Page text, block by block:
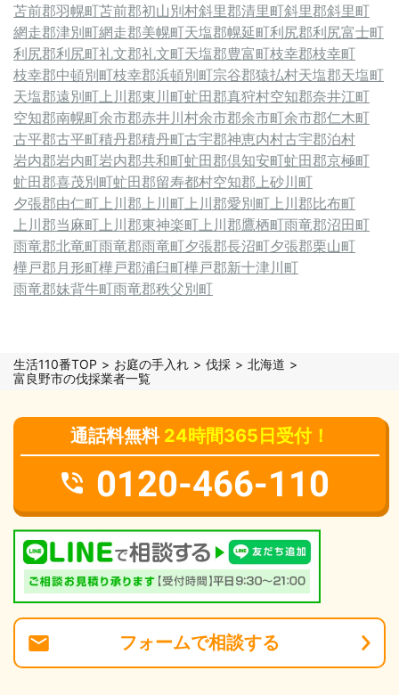
苫前郡羽幌町苫前郡初山別村斜里郡清里町斜里郡斜里町
網走郡津別町網走郡美幌町天塩郡幌延町利尻郡利尻富士町
利尻郡利尻町礼文郡礼文町天塩郡豊富町枝幸郡枝幸町
枝幸郡中頓別町枝幸郡浜頓別町宗谷郡猿払村天塩郡天塩町
天塩郡遠別町上川郡東川町虻田郡真狩村空知郡奈井江町
空知郡南幌町余市郡赤井川村余市郡余市町余市郡仁木町
古平郡古平町積丹郡積丹町古宇郡神恵内村古宇郡泊村
岩内郡岩内町岩内郡共和町虻田郡倶知安町虻田郡京極町
虻田郡喜茂別町虻田郡留寿都村空知郡上砂川町
夕張郡由仁町上川郡上川町上川郡愛別町上川郡比布町
上川郡当麻町上川郡東神楽町上川郡鷹栖町雨竜郡沼田町
雨竜郡北竜町雨竜郡雨竜町夕張郡長沼町夕張郡栗山町
樺戸郡月形町樺戸郡浦臼町樺戸郡新十津川町
雨竜郡妹背牛町雨竜郡秩父別町
生活110番TOP お庭の手入れ 伐採
北海道
富良野市の伐採業者一覧
通話料無料 24時間365日受付！
0120-466-110
フォームで相談する